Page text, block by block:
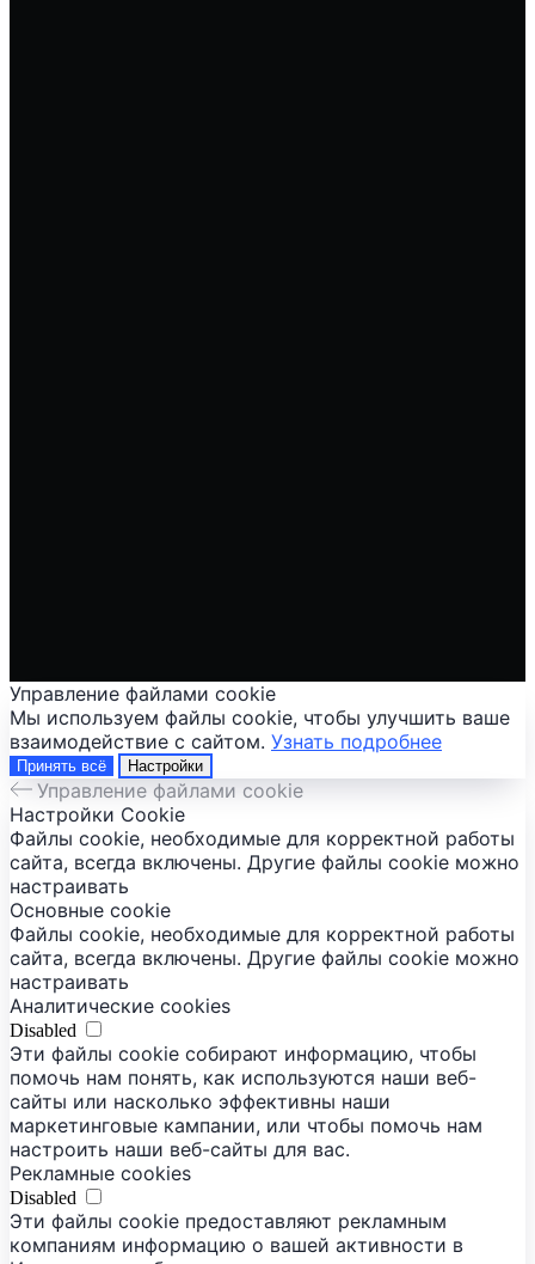
Управление файлами cookie
Мы используем файлы cookie, чтобы улучшить ваше
взаимодействие с сайтом. Узнать подробнее
Принять всё Настройки
Управление файлами cookie
Настройки Cookie
Файлы cookie, необходимые для корректной работы
сайта, всегда включены. Другие файлы cookie можно
настраивать
Основные cookie
Файлы cookie, необходимые для корректной работы
сайта, всегда включены. Другие файлы cookie можно
настраивать
Аналитические cookies
Disabled
Эти файлы cookie собирают информацию, чтобы
помочь нам понять, как используются наши веб-
сайты или насколько эффективны наши
маркетинговые кампании, или чтобы помочь нам
настроить наши веб-сайты для вас.
Рекламные cookies
Disabled
Эти файлы cookie предоставляют рекламным
компаниям информацию о вашей активности в